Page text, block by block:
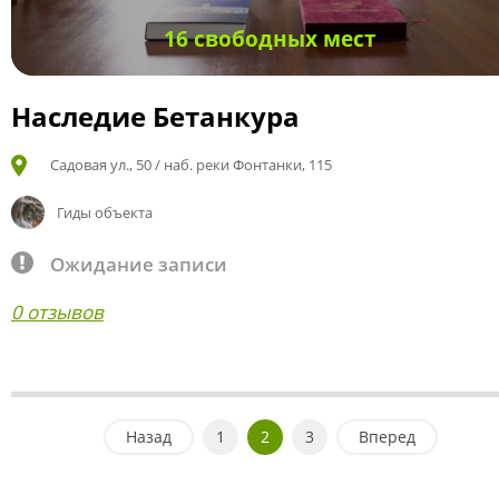
16 свободных мест
Наследие Бетанкура
Садовая ул., 50 / наб. реки Фонтанки, 115
Гиды объекта
Ожидание записи
0 отзывов
Назад 1 2 3 Вперед